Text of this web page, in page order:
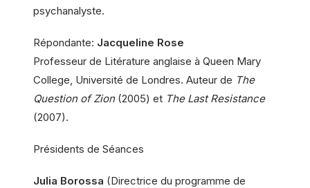
psychanalyste.
Répondante: Jacqueline Rose
Professeur de Litérature anglaise à Queen Mary
College, Université de Londres. Auteur de The
Question of Zion(2005) et The Last Resistance
(2007).
Présidents de Séances
Julia Borossa (Directrice du programme de